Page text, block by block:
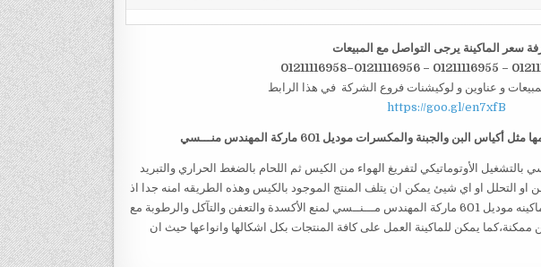
سعر الماكينة يرجى التواصل مع المبيعات
و عناوين و لوكيشنات فروع الشركة في هذا الرابط
https://goo.gl/en7xfB
البن والجبنة والمكسرات موديل 601 ماركة المهندس منـــسي
المهندس مــنـسي بالتشغيل الأوتوماتيكي لتفريغ الهواء من الكيس ثم اللحام بالضغط الحراري والتبريد
او التحلل او اي شيئ يمكن ان يتلف المنتج الموجود بالكيس وهذه الطريقه امنه جدا اذ
تطيل عمر وصلاحيه المنتجات ، تستخدم هذه الماكينه موديل 601 ماركة المهندس مـــنــسي لمنع الأكسدة والتعفن والتآكل والرطوبة مع
يمكن للماكينة العمل على كافة المنتجات بكل اشكالها وانواعها حيث ان